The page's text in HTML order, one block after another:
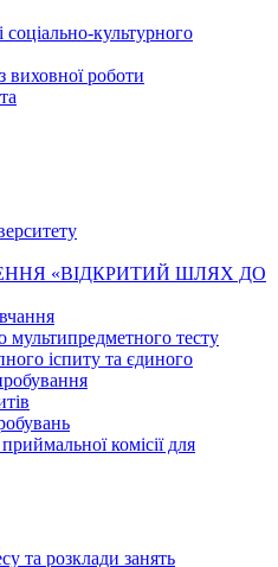
культурного
виховної роботи
«ВІДКРИТИЙ ШЛЯХ ДО
мультипредметного тесту
іспиту та єдиного
комісії для
та розклади занять